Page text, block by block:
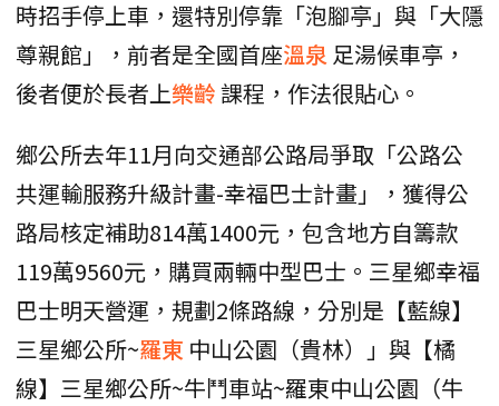
時招手停上車，還特別停靠「泡腳亭」與「大隱
尊親館」，前者是全國首座溫泉足湯候車亭，
後者便於長者上樂齡課程，作法很貼心。
鄉公所去年11月向交通部公路局爭取「公路公
共運輸服務升級計畫-幸福巴士計畫」，獲得公
路局核定補助814萬1400元，包含地方自籌款
119萬9560元，購買兩輛中型巴士。三星鄉幸福
巴士明天營運，規劃2條路線，分別是【藍線】
三星鄉公所~羅東 中山公園（貴林）」與【橘
線】三星鄉公所~牛鬥車站~羅東中山公園（牛